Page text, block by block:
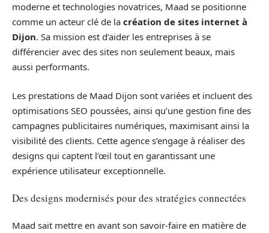
moderne et technologies novatrices, Maad se positionne
comme un acteur clé de la création de sites internet à
Dijon. Sa mission est d’aider les entreprises à se
différencier avec des sites non seulement beaux, mais
aussi performants.
Les prestations de Maad Dijon sont variées et incluent des
optimisations SEO poussées, ainsi qu’une gestion fine des
campagnes publicitaires numériques, maximisant ainsi la
visibilité des clients. Cette agence s’engage à réaliser des
designs qui captent l’œil tout en garantissant une
expérience utilisateur exceptionnelle.
Des designs modernisés pour des stratégies connectées
Maad sait mettre en avant son savoir-faire en matière de